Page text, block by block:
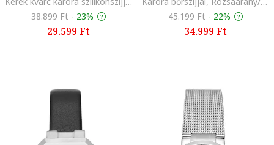
38.899 Ft - 23%
29.599 Ft
45.199 Ft - 22%
34.999 Ft